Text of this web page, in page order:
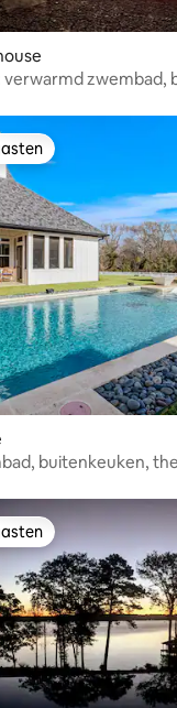
zwembad,
buitenkeuken,